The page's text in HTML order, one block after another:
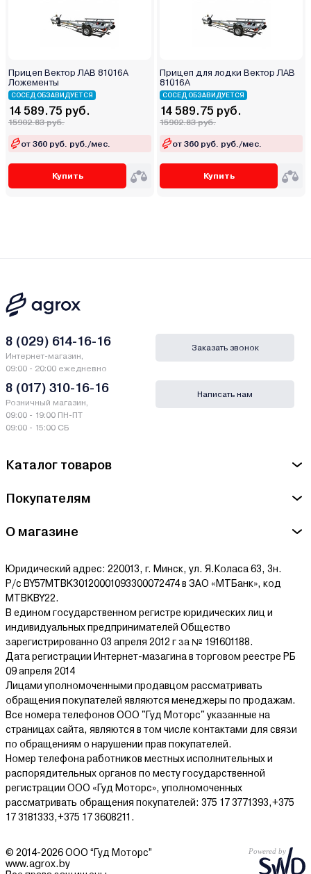
Прицеп Вектор ЛАВ 81016А
Ложементы
СОСЕД ОБЗАВИДУЕТСЯ
14 589.75 руб.
15902.83 руб.
от 360 руб. руб./мес.
Купить
Прицеп для лодки Вектор ЛАВ
81016А
СОСЕД ОБЗАВИДУЕТСЯ
14 589.75 руб.
15902.83 руб.
от 360 руб. руб./мес.
Купить
Каталог товаров
Покупателям
О магазине
Юридический адрес: 220013, г. Минск, ул. Я.Коласа 63, 3н.
Р/с BY57MTBK30120001093300072474 в ЗАО «МТБанк», код
MTBKBY22.
В едином государственном регистре юридических лиц и
индивидуальных предпринимателей Общество
зарегистрированно 03 апреля 2012 г за № 191601188.
Дата регистрации Интернет-мазагина в торговом реестре РБ
09 апреля 2014
Лицами уполномоченными продавцом рассматривать
обращения покупателей являются менеджеры по продажам.
Все номера телефонов ООО "Гуд Моторс" указанные на
страницах сайта, являются в том числе контактами для связи
по обращениям о нарушении прав покупателей.
Номер телефона работников местных исполнительных и
распорядительных органов по месту государственной
регистрации ООО «Гуд Моторс», уполномоченных
рассматривать обращения покупателей: 375 17 3771393,+375
17 3181333,+375 17 3608211.
8 (029) 614-16-16
Интернет-магазин,
09:00 - 20:00 ежедневно
8 (017) 310-16-16
Розничный магазин,
09:00 - 19:00 ПН-ПТ
09:00 - 15:00 СБ
Заказать звонок
Написать нам
© 2014-2026 ООО “Гуд Моторс”
www.agrox.by